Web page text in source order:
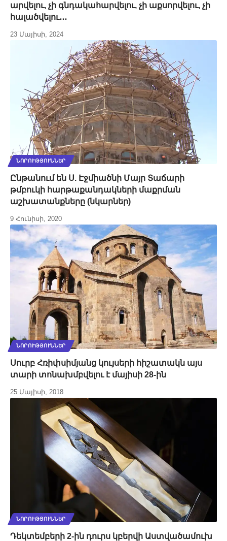
արվելու, չի գնդակահարվելու, չի աքսորվելու, չի
հալածվելու․․․
23 Մայիսի, 2024
ՆՈՐՈՒԹՅՈՒՆՆԵՐ
Ընթանում են Ս. Էջմիածնի Մայր Տաճարի
թմբուկի հարթաքանդակների մաքրման
աշխատանքները (նկարներ)
9 Հունիսի, 2020
ՆՈՐՈՒԹՅՈՒՆՆԵՐ
Սուրբ Հռիփսիմյանց կույսերի հիշատակն այս
տարի տոնախմբվելու է մայիսի 28-ին
25 Մայիսի, 2018
ՆՈՐՈՒԹՅՈՒՆՆԵՐ
Դեկտեմբերի 2-ին դուրս կբերվի Աստվածամուխ